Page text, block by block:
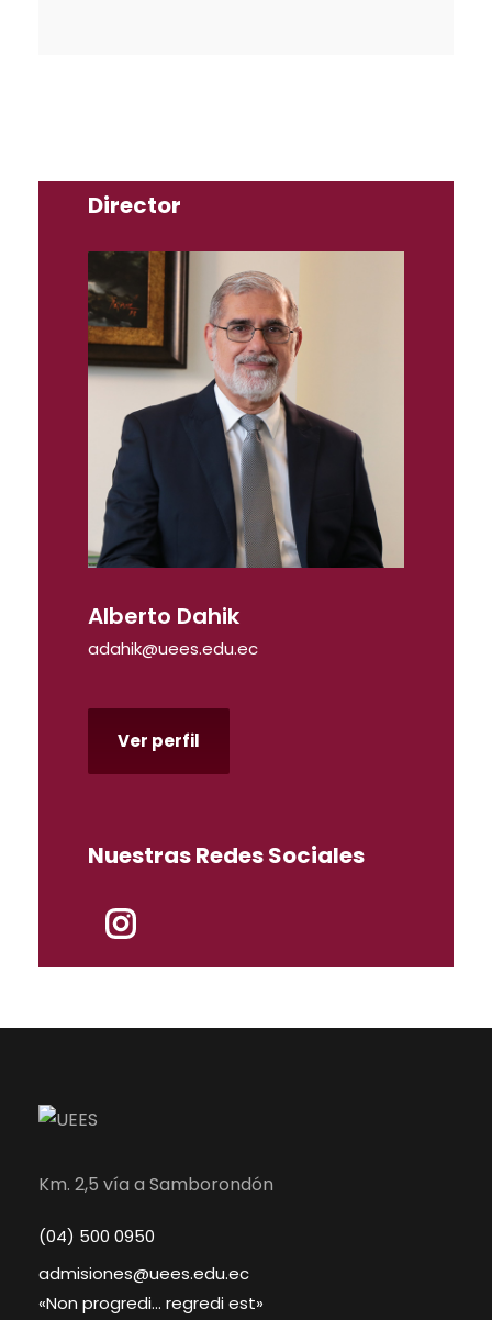
Director
Alberto Dahik
adahik@uees.edu.ec
Ver perfil
Nuestras Redes Sociales
Km. 2,5 vía a Samborondón
(04) 500 0950
admisiones@uees.edu.ec
«Non progredi… regredi est»